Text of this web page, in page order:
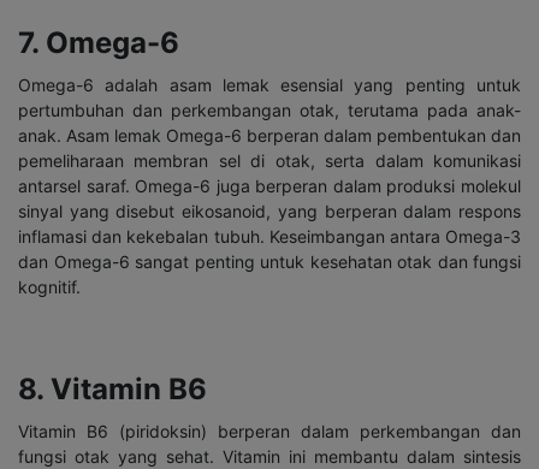
7. Omega-6
Omega-6 adalah asam lemak esensial yang penting untuk
pertumbuhan dan perkembangan otak, terutama pada anak-
anak. Asam lemak Omega-6 berperan dalam pembentukan dan
pemeliharaan membran sel di otak, serta dalam komunikasi
antarsel saraf. Omega-6 juga berperan dalam produksi molekul
sinyal yang disebut eikosanoid, yang berperan dalam respons
inflamasi dan kekebalan tubuh. Keseimbangan antara Omega-3
dan Omega-6 sangat penting untuk kesehatan otak dan fungsi
kognitif.
8. Vitamin B6
Vitamin B6 (piridoksin) berperan dalam perkembangan dan
fungsi otak yang sehat. Vitamin ini membantu dalam sintesis